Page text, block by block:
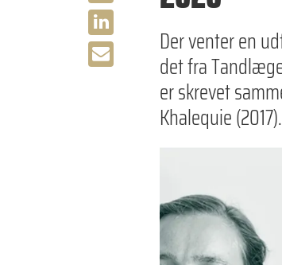
Der venter en
det fra
er skrevet
Khalequie (2017).